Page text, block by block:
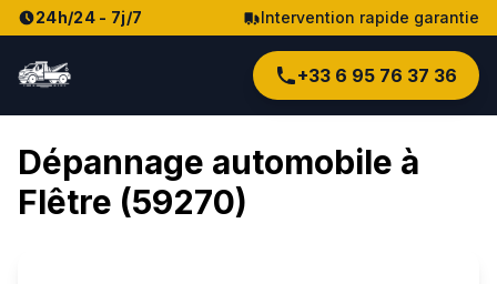
24h/24 - 7j/7 Intervention rapide garantie
+33 6 95 76 37 36
Dépannage automobile à
Flêtre (59270)